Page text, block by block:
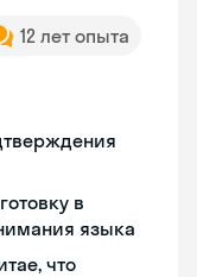
12 лет опыта
в
языка
что